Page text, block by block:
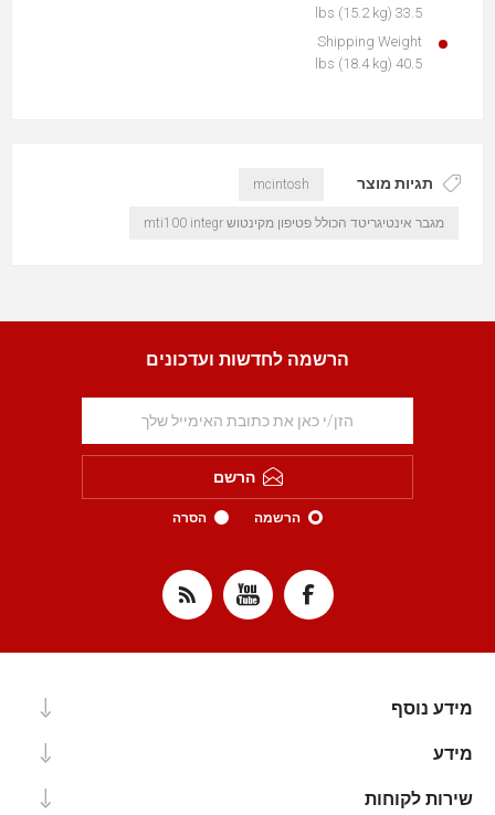
33.5 lbs (15.2 kg)
Shipping Weight
40.5 lbs (18.4 kg)
תגיות מוצר mcintosh
מגבר אינטיגריטד הכולל פטיפון מקינטוש mti100 integr
הרשמה לחדשות ועדכונים
הרשם
הרשמה הסרה
מידע נוסף
מידע
שירות לקוחות